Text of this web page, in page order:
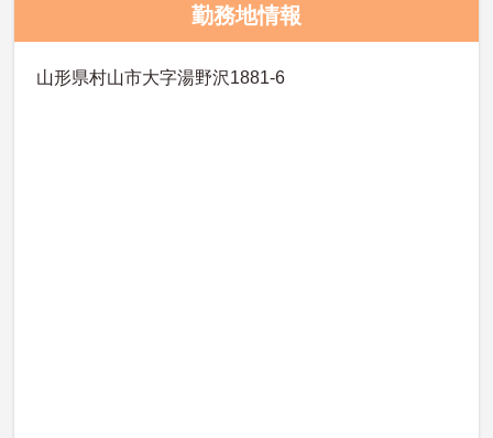
勤務地情報
山形県村山市大字湯野沢1881-6